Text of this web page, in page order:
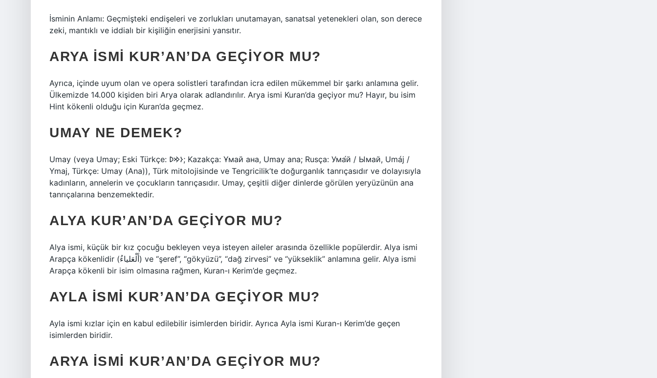
İsminin Anlamı: Geçmişteki endişeleri ve zorlukları unutamayan, sanatsal yetenekleri olan, son derece
zeki, mantıklı ve iddialı bir kişiliğin enerjisini yansıtır.
ARYA ISMI KUR’AN’DA GEÇIYOR MU?
Ayrıca, içinde uyum olan ve opera solistleri tarafından icra edilen mükemmel bir şarkı anlamına gelir.
Ülkemizde 14.000 kişiden biri Arya olarak adlandırılır. Arya ismi Kuran’da geçiyor mu? Hayır, bu isim
Hint kökenli olduğu için Kuran’da geçmez.
UMAY NE DEMEK?
Umay (veya Umay; Eski Türkçe: 𐰆𐰢𐰖; Kazakça: Ұмай aна, Umay ana; Rusça: Ума́й / Ымай, Umáj /
Ymaj, Türkçe: Umay (Ana)), Türk mitolojisinde ve Tengricilik’te doğurganlık tanrıçasıdır ve dolayısıyla
kadınların, annelerin ve çocukların tanrıçasıdır. Umay, çeşitli diğer dinlerde görülen yeryüzünün ana
tanrıçalarına benzemektedir.
ALYA KUR’AN’DA GEÇIYOR MU?
Alya ismi, küçük bir kız çocuğu bekleyen veya isteyen aileler arasında özellikle popülerdir. Alya ismi
Arapça kökenlidir (أَلْعَلياءُ) ve “şeref”, “gökyüzü”, “dağ zirvesi” ve “yükseklik” anlamına gelir. Alya ismi
Arapça kökenli bir isim olmasına rağmen, Kuran-ı Kerim’de geçmez.
AYLA ISMI KUR’AN’DA GEÇIYOR MU?
Ayla ismi kızlar için en kabul edilebilir isimlerden biridir. Ayrıca Ayla ismi Kuran-ı Kerim’de geçen
isimlerden biridir.
ARYA ISMI KUR’AN’DA GEÇIYOR MU?